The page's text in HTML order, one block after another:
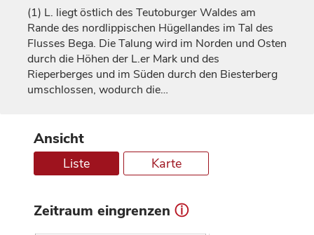
(1) L. liegt östlich des Teutoburger Waldes am
Rande des nordlippischen Hügellandes im Tal des
Flusses Bega. Die Talung wird im Norden und Osten
durch die Höhen der L.er Mark und des
Rieperberges und im Süden durch den Biesterberg
umschlossen, wodurch die…
Ansicht
Liste Karte
Zeitraum eingrenzen ⓘ